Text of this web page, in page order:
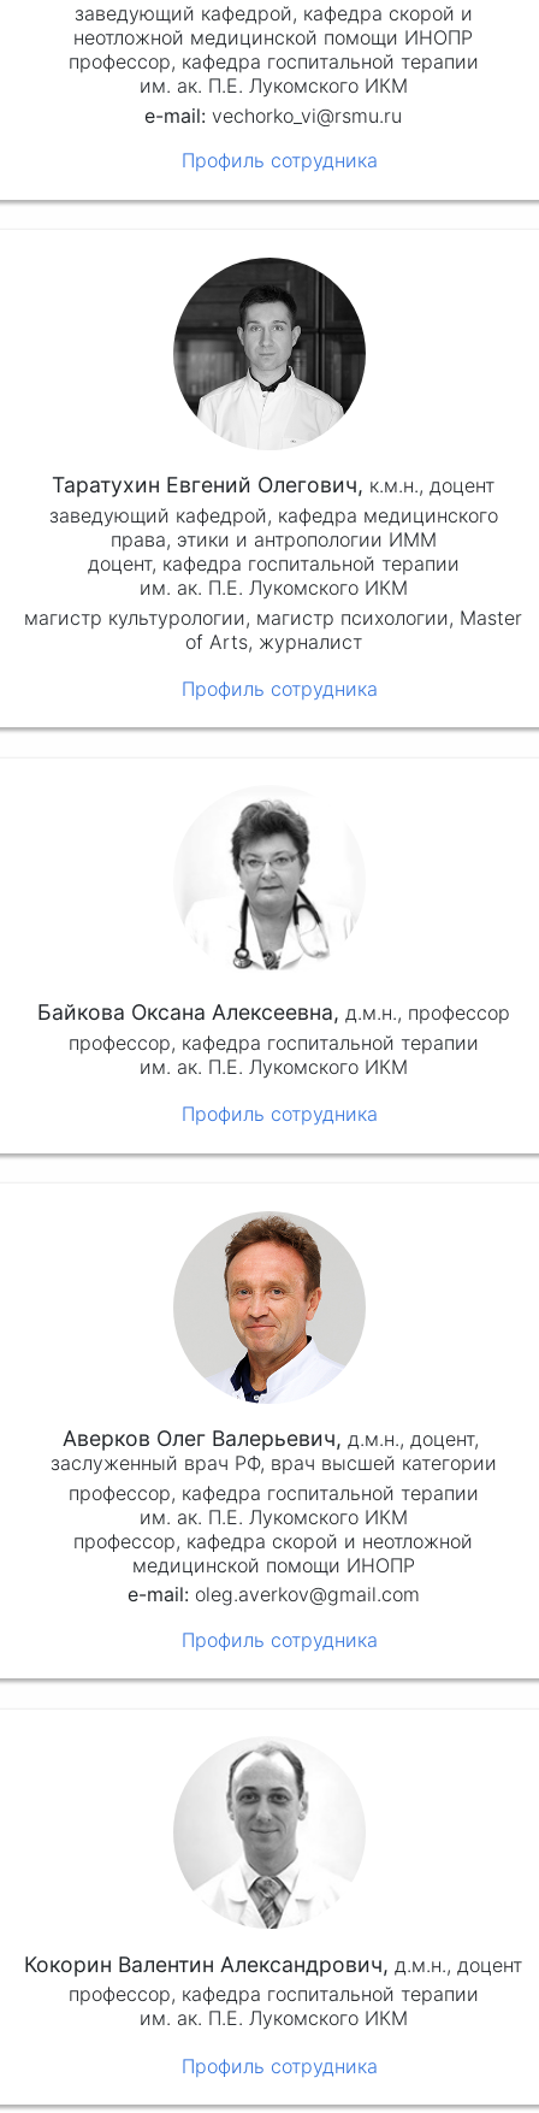
заведующий кафедрой, кафедра скорой и
неотложной медицинской помощи ИНОПР
профессор, кафедра госпитальной терапии
им. ак. П.Е. Лукомского ИКМ
vechorko_vi@rsmu.ru
Профиль сотрудника
Таратухин Евгений Олегович, к.м.н.,доцент
заведующий кафедрой, кафедра медицинского
права, этики и антропологии ИММ
доцент, кафедра госпитальной терапии
им. ак. П.Е. Лукомского ИКМ
магистр культурологии, магистр психологии, Master
of Arts, журналист
Профиль сотрудника
Байкова Оксана Алексеевна, д.м.н., профессор
профессор, кафедра госпитальной терапии
им. ак. П.Е. Лукомского ИКМ
Профиль сотрудника
Аверков Олег Валерьевич, д.м.н., доцент,
заслуженный врач РФ, врач высшей категории
профессор, кафедра госпитальной терапии
им. ак. П.Е. Лукомского ИКМ
профессор, кафедра скорой и неотложной
медицинской помощи ИНОПР
oleg.averkov@gmail.com
Профиль сотрудника
Кокорин Валентин Александрович, д.м.н., доцент
профессор, кафедра госпитальной терапии
им. ак. П.Е. Лукомского ИКМ
Профиль сотрудника